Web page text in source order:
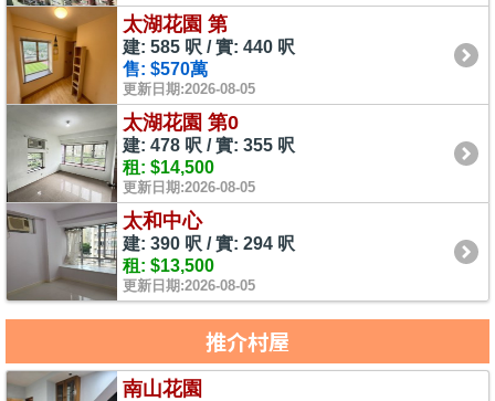
太湖花園 第
建: 585 呎 / 實: 440 呎
售: $570萬
更新日期:2026-08-05
太湖花園 第0
建: 478 呎 / 實: 355 呎
租: $14,500
更新日期:2026-08-05
太和中心
建: 390 呎 / 實: 294 呎
租: $13,500
更新日期:2026-08-05
推介村屋
南山花園